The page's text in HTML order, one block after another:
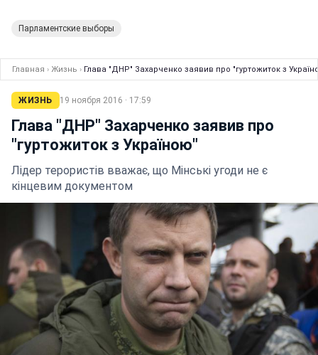
Парламентские выборы
Главная › Жизнь › Глава "ДНР" Захарченко заявив про "гуртожиток з
ЖИЗНЬ 19 ноября 2016 · 17:59
Глава "ДНР" Захарченко заявив про
"гуртожиток з Україною"
Лідер терористів вважає, що Мінські угоди не є
кінцевим документом